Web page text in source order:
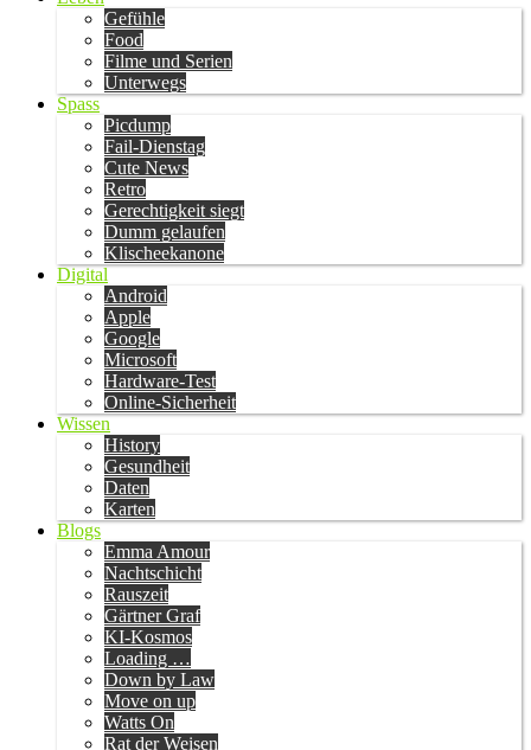
Gefühle
Food
Filme und Serien
Unterwegs
Spass
Picdump
Fail-Dienstag
Cute News
Retro
Gerechtigkeit siegt
Dumm gelaufen
Klischeekanone
Digital
Android
Apple
Google
Microsoft
Hardware-Test
Online-Sicherheit
Wissen
History
Gesundheit
Daten
Karten
Blogs
Emma Amour
Nachtschicht
Rauszeit
Gärtner Graf
KI-Kosmos
Loading …
Down by Law
Move on up
Watts On
Rat der Weisen